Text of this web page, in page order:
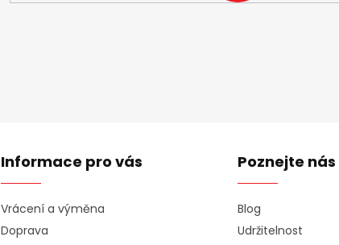
Informace pro vás
Vrácení a výměna
Doprava
Poznejte nás
Blog
Udržitelnost